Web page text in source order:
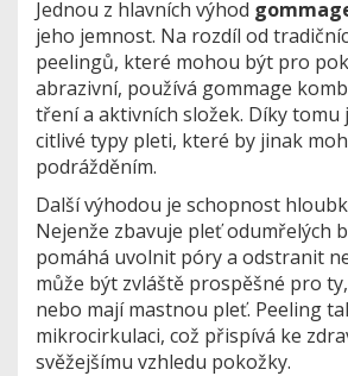
Jednou z hlavních výhod
jeho jemnost. Na rozdíl od
peelingů, které mohou být pro
abrazivní, používá gommage
tření a aktivních složek. Díky tomu
citlivé typy pleti, které by jinak
podrážděním.
Další výhodou je schopnost
Nejenže zbavuje pleť odumřelých
pomáhá uvolnit póry a odstranit
může být zvláště prospěšné pro
nebo mají mastnou pleť. Peeling
mikrocirkulaci, což přispívá ke
svěžejšímu vzhledu pokožky.